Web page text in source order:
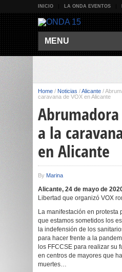
INICIO LA ONDA EVENTOS
MENU
Home / Noticias /Alicante /
caravana de VOX en Alicante
a la
en Alicante
By Marina
Alicante, 24 de mayo de
Libertad que organizó VOX
La manifestación en protesta
que estamos sometidos los
la indefensión de los
para hacer frente a la
los FFCCSE para realizar su
en centros de mayores que
muertes…